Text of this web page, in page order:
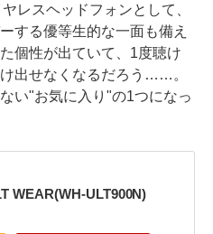
レスヘッドフォンとして、
する優等生的な一面も備え
個性が出ていて、1度聴け
出せなくなるだろう……。
い"お気に入り"の1つになっ
WEAR(WH-ULT900N)